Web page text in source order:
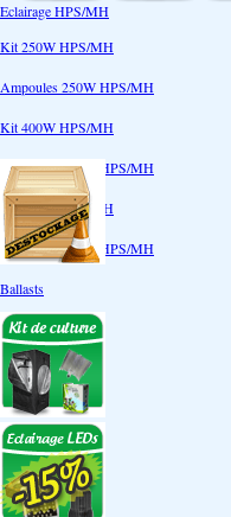
Eclairage HPS/MH
Kit 250W HPS/MH
Ampoules 250W HPS/MH
Kit 400W HPS/MH
Ampoules 400W HPS/MH
Kit 600W HPS/MH
Ampoules 600W HPS/MH
Ballasts
Réflecteurs
CoolTube
Accessoires
Eclairages LEDs
Eclairages ECO
Kits ECO